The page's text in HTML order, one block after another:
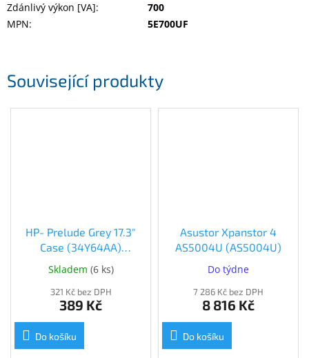
Související produkty
HP- Prelude Grey 17.3"
Case (34Y64AA)
(34Y64AA)
Skladem (6 ks)
321 Kč bez DPH
389 Kč
Do košíku
Asustor Xpanstor 4
AS5004U (AS5004U)
Do týdne
7 286 Kč bez DPH
8 816 Kč
Do košíku
Zdánlivý výkon [VA]:
700
MPN: 5E700UF